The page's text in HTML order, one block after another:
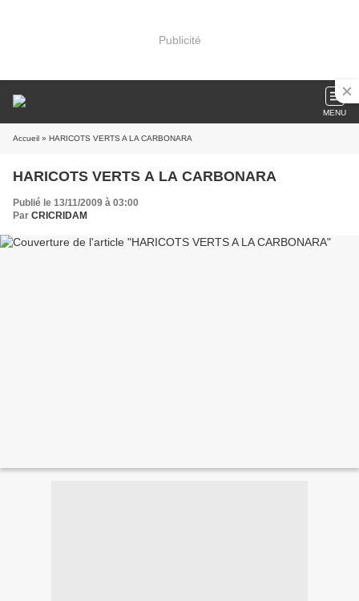
Publicité
MENU
Accueil » HARICOTS VERTS A LA CARBONARA
HARICOTS VERTS A LA CARBONARA
Publié le 13/11/2009 à 03:00
Par CRICRIDAM